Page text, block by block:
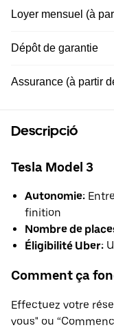
Loyer mensuel (à
Dépôt de garantie
Assurance (à partir
Descripció
Tesla Model 3
Autonomie:
finition
Nombre de
Éligibilité Uber:
Comment ça
Effectuez votre
vous" ou